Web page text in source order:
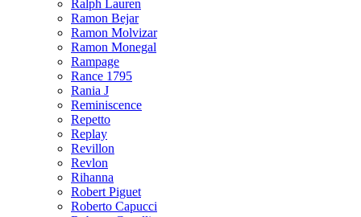
Ralph Lauren
Ramon Bejar
Ramon Molvizar
Ramon Monegal
Rampage
Rance 1795
Rania J
Reminiscence
Repetto
Replay
Revillon
Revlon
Rihanna
Robert Piguet
Roberto Capucci